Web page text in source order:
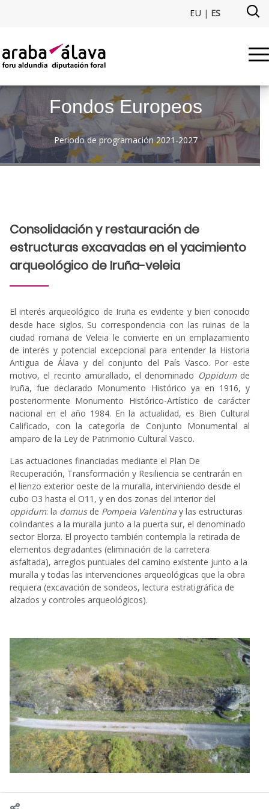
EU | ES
Consolidación y restauración
Fondos Europeos
Periodo de programación 2021-2027
Consolidación y restauración de
estructuras excavadas en el yacimiento
arqueológico de Iruña-veleia
El interés arqueológico de Iruña es evidente y bien conocido
desde hace siglos. Su correspondencia con las ruinas de la
ciudad romana de Veleia le convierte en un emplazamiento
de interés y potencial excepcional para entender la Historia
Antigua de Álava y del conjunto del País Vasco. Por este
motivo, el recinto amurallado, el denominado Oppidumde
Iruña, fue declarado Monumento Histórico ya en 1916, y
posteriormente Monumento Histórico-Artístico de carácter
nacional en el año 1984. En la actualidad, es Bien Cultural
Calificado, con la categoría de Conjunto Monumental al
amparo de la Ley de Patrimonio Cultural Vasco.
Las actuaciones financiadas mediante el Plan De
Recuperación, Transformación y Resiliencia se centrarán en
el lienzo exterior oeste de la muralla, interviniendo desde el
cubo O3 hasta el O11, y en dos zonas del interior del
oppidum: la domusde Pompeia Valentina y las estructuras
colindantes a la muralla junto a la puerta sur, el denominado
sector Elorza. El proyecto también contempla la retirada de
elementos degradantes (eliminación de la carretera
asfaltada), arreglos puntuales del camino existente junto a la
muralla y todas las intervenciones arqueológicas que la obra
requiera (excavación de sondeos, lectura estratigráfica de
alzados y controles arqueológicos).